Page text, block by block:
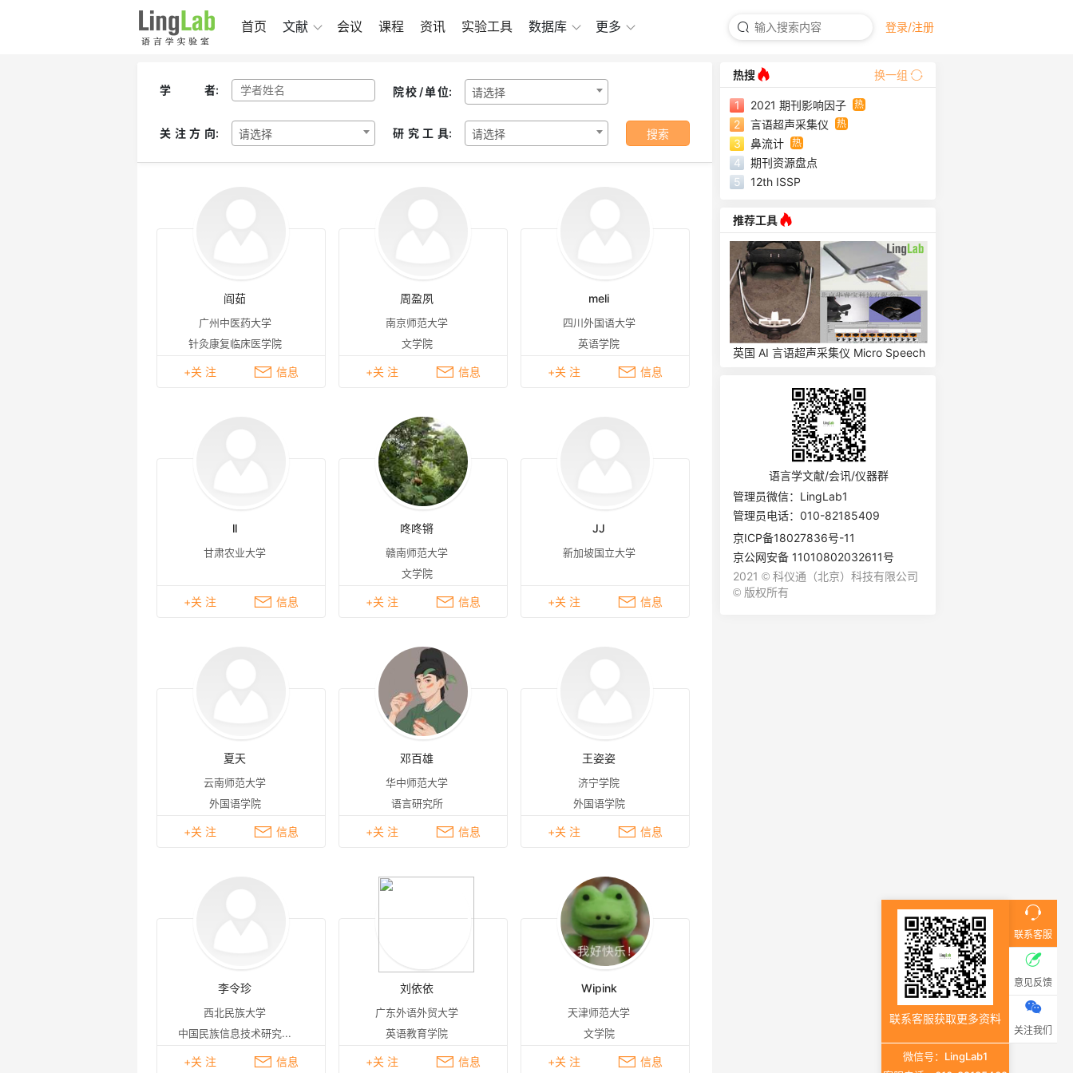
首页 文献 会议 课程 资讯 实验工具 数据库 更多 登录/注册
联系客服
联系客服获取更多资料
微信号：LingLab1
意见反馈
关注我们
学 者: 院校/单位: 请选择
关注方向: 请选择 研究工具: 请选择 搜索
阎茹
广州中医药大学
针灸康复临床医学院
+关 注 信息
周盈夙
南京师范大学
文学院
+关 注 信息
meli
四川外国语大学
英语学院
+关 注 信息
ll
甘肃农业大学
+关 注 信息
咚咚锵
赣南师范大学
文学院
+关 注 信息
JJ
新加坡国立大学
+关 注 信息
夏天
云南师范大学
外国语学院
+关 注 信息
邓百雄
华中师范大学
语言研究所
+关 注 信息
王姿姿
济宁学院
外国语学院
+关 注 信息
李令珍
西北民族大学
中国民族信息技术研究...
+关 注 信息
刘依依
广东外语外贸大学
英语教育学院
+关 注 信息
Wipink
天津师范大学
文学院
+关 注 信息
热搜 换一组
1 2021 期刊影响因子 热
2 言语超声采集仪 热
3 鼻流计 热
4
期刊资源盘点
5
12th ISSP
推荐工具
美国 KAYPENTAX 言语发音空气动力学
系统/气流气压仪 PAS6600
美国 KAYPENTAX 鼻流计/鼻音计 6500 英国 AI 言语超声采集仪 Micro Speech 美国 ABM 脑电仪 B-Alert
语言学文献/会讯/仪器群
管理员微信：LingLab1
管理员电话：010-82185409
京ICP备18027836号-11
京公网安备 11010802032611号
2021 © 科仪通（北京）科技有限公司
© 版权所有